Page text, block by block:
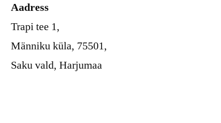
Aadress
Trapi tee 1,
Männiku küla, 75501,
Saku vald, Harjumaa